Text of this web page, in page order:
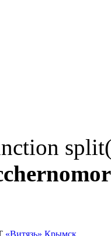
«Витязь» Крымск